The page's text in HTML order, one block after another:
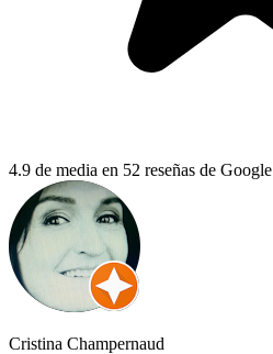
4.9 de media en 52 reseñas de Google
Cristina Champernaud